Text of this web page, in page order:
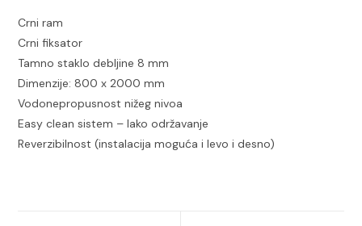
ram
8mm
grey
staklo
količina
Crni ram
Crni fiksator
Tamno staklo debljine 8 mm
Dimenzije: 800 x 2000 mm
Vodonepropusnost nižeg nivoa
Easy clean sistem – lako održavanje
Reverzibilnost (instalacija moguća i levo i desno)